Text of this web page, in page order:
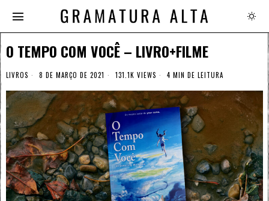
O TEMPO COM VOCÊ – LIVRO+FILME
LIVROS 8 DE MARÇO DE 2021 131.1K VIEWS 4 MIN DE LEITURA